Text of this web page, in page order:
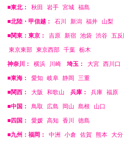
■東北： 秋田 岩手 宮城 福島
■北陸・甲信越： 石川 新潟 福井 山梨
■関東：東京： 吉原 新宿 池袋 渋谷 五反
東京東部 東京西部 千葉 栃木
神奈川： 横浜 川崎 埼玉： 大宮 西川口
■東海： 愛知 岐阜 静岡 三重
■関西： 大阪 和歌山 兵庫： 兵庫 福原
■中国： 鳥取 広島 岡山 島根 山口
■四国： 愛媛 高知 香川 徳島
■九州：福岡： 中洲 小倉 佐賀 熊本 大分